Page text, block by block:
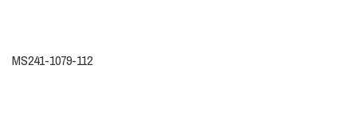
MS241-1079-112